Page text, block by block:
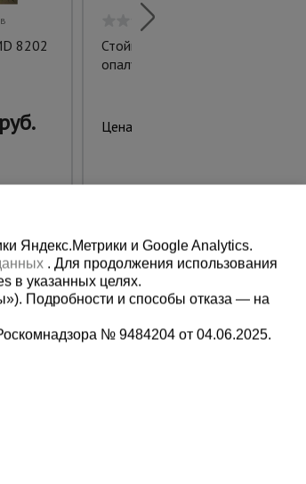
8202
Стойка телескопическая для
опалубки 3.7 м (усиленная)
Цена:
Яндекс.Метрики и Google Analytics.
. Для продолжения использования
в указанных целях.
Подробности и способы отказа — на
№ 9484204 от 04.06.2025.